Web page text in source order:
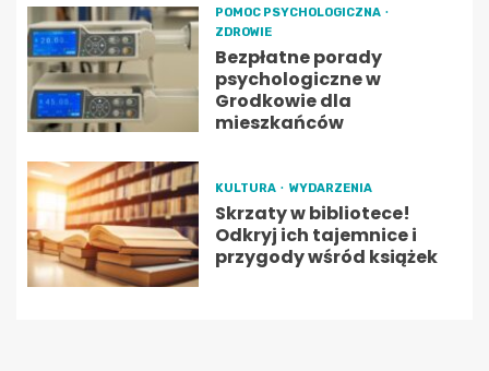
POMOC PSYCHOLOGICZNA
ZDROWIE
Bezpłatne porady
psychologiczne w
Grodkowie dla
mieszkańców
KULTURA WYDARZENIA
Skrzaty w bibliotece!
Odkryj ich tajemnice i
przygody wśród książek